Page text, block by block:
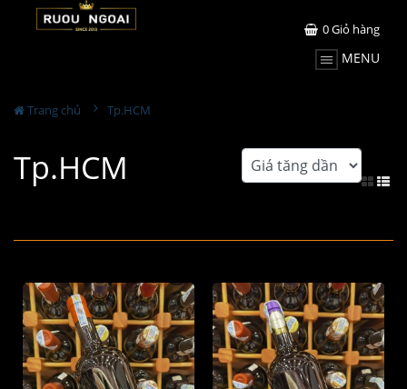
0Giỏ hàng
MENU
Trang chủ Tp.HCM
Tp.HCM